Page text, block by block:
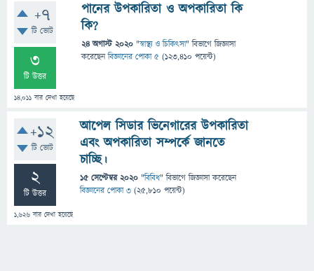
+7
টি ভোট
3
টি উত্তর
14,011 বার দেখা হয়েছে
পানের উপকারিতা ও অপকারিতা কি
কি?
24 অগাস্ট 2020 "স্বাস্থ্য ও চিকিৎসা" বিভাগে জিজ্ঞাসা
করেছেনবিজ্ঞানের পোকা ৫ (123,410 পয়েন্ট)
+12
টি ভোট
2
টি উত্তর
1,626 বার দেখা হয়েছে
আপেল সিডার ভিনেগারের উপকারিতা
এবং অপকারিতা সম্পর্কে জানতে
চাচ্ছি।
15 সেপ্টেম্বর 2020 "বিবিধ" বিভাগে জিজ্ঞাসাকরেছেন
বিজ্ঞানের পোকা ৩ (25,810 পয়েন্ট)